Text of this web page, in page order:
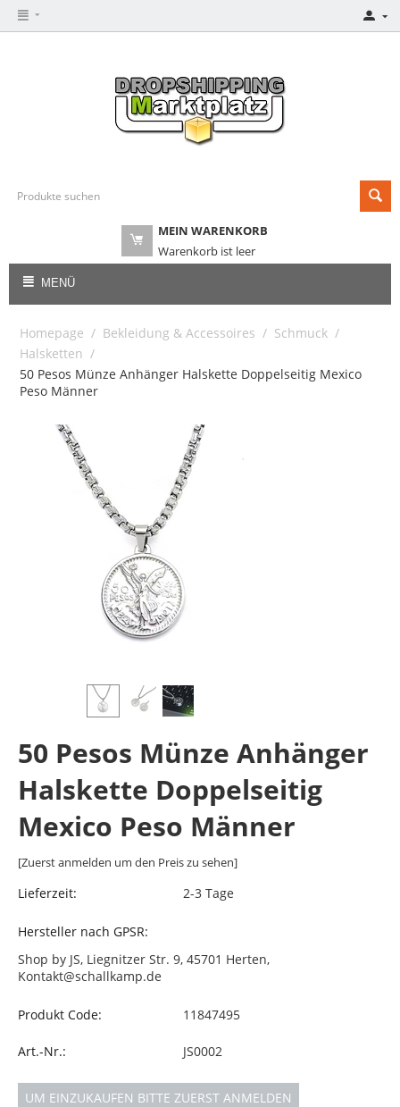
MEIN WARENKORB
Warenkorb ist leer
MENÜ
Homepage / Bekleidung & Accessoires / Schmuck /
Halsketten /
50 Pesos Münze Anhänger Halskette Doppelseitig Mexico
Peso Männer
50 Pesos Münze Anhänger
Halskette Doppelseitig
Mexico Peso Männer
[Zuerst anmelden um den Preis zu sehen]
Lieferzeit: 2-3 Tage
Hersteller nach GPSR:
Shop by JS, Liegnitzer Str. 9, 45701 Herten,
Kontakt@schallkamp.de
Produkt Code: 11847495
Art.-Nr.: JS0002
UM EINZUKAUFEN BITTE ZUERST ANMELDEN